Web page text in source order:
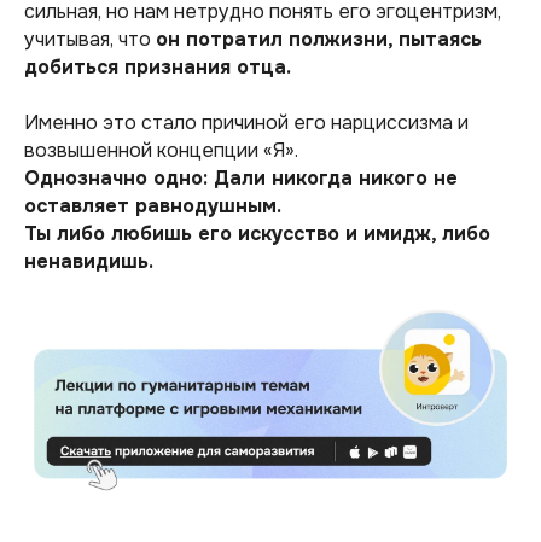
сильная, но нам нетрудно понять его эгоцентризм,
учитывая, что он потратил полжизни, пытаясь
добиться признания отца.
Именно это стало причиной его нарциссизма и
возвышенной концепции «Я».
Однозначно одно: Дали никогда никого не
оставляет равнодушным.
Ты либо любишь его искусство и имидж, либо
ненавидишь.